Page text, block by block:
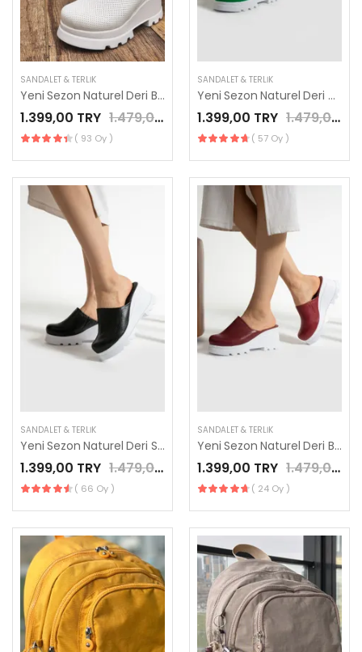
SANDALET & TERLIK
Yeni Sezon Naturel Deri Beyaz Renk Modern Sabo Terlik
1.399,00 TRY 1.479,00 TRY
( 93 Oy )
SANDALET & TERLIK
Yeni Sezon Naturel Deri Yeşil Renk Modern Sabo Terlik
1.399,00 TRY 1.479,00 TRY
( 57 Oy )
SANDALET & TERLIK
Yeni Sezon Naturel Deri Siyah Renk Modern Sabo Terlik
1.399,00 TRY 1.479,00 TRY
( 66 Oy )
SANDALET & TERLIK
Yeni Sezon Naturel Deri Bordo Renk Modern Sabo Terlik
1.399,00 TRY 1.479,00 TRY
( 24 Oy )